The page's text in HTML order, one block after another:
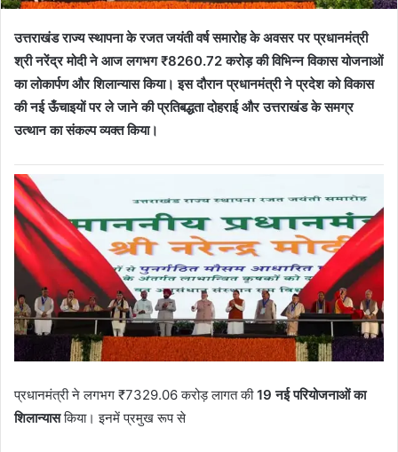
उत्तराखंड राज्य स्थापना के रजत जयंती वर्ष समारोह के अवसर पर प्रधानमंत्री
श्री नरेंद्र मोदी ने आज लगभग ₹8260.72 करोड़ की विभिन्न विकास योजनाओं
का लोकार्पण और शिलान्यास किया। इस दौरान प्रधानमंत्री ने प्रदेश को विकास
की नई ऊँचाइयों पर ले जाने की प्रतिबद्धता दोहराई और उत्तराखंड के समग्र
उत्थान का संकल्प व्यक्त किया।
प्रधानमंत्री ने लगभग ₹7329.06 करोड़ लागत की19 नई परियोजनाओं का
शिलान्यासकिया। इनमें प्रमुख रूप से